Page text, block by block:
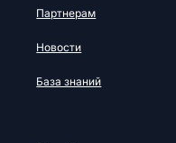
Партнерам
Новости
База знаний